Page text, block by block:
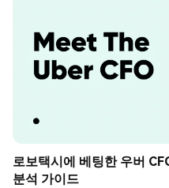
로보택시에 베팅한 우버
분석 가이드